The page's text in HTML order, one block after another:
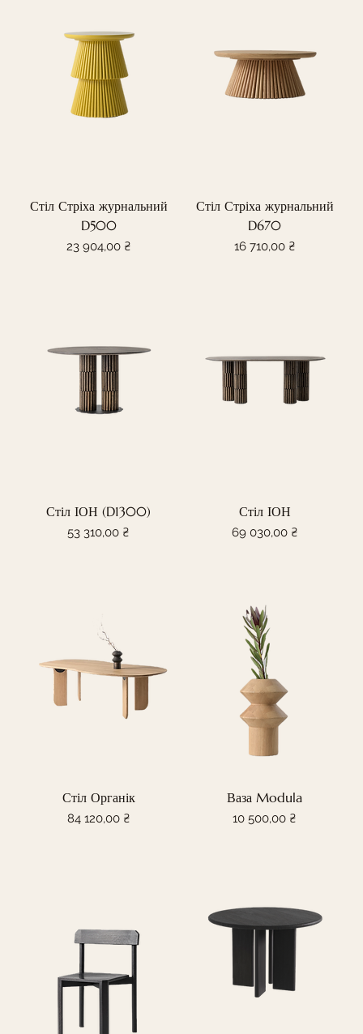
Стіл Стріха журнальний
D500
Ціна
23 904,00 ₴
Стіл Стріха журнальний
D670
Ціна
16 710,00 ₴
Стіл ІОН (D1300)
Ціна
53 310,00 ₴
Стіл ІОН
Ціна
69 030,00 ₴
Стіл Органік
Ціна
84 120,00 ₴
Ваза Modula
Ціна
10 500,00 ₴